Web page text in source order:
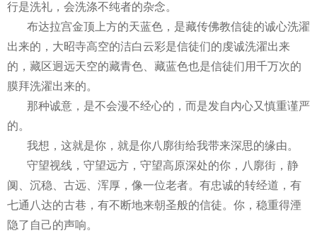
行是洗礼，会洗涤不纯者的杂念。
布达拉宫金顶上方的天蓝色，是藏传佛教信徒的诚心洗濯
出来的，大昭寺高空的洁白云彩是信徒们的虔诚洗濯出来
的，藏区迥远天空的藏青色、藏蓝色也是信徒们用千万次的
膜拜洗濯出来的。
那种诚意，是不会漫不经心的，而是发自内心又慎重谨严
的。
我想，这就是你，就是你八廓街给我带来深思的缘由。
守望视线，守望远方，守望高原深处的你，八廓街，静
阒、沉稳、古远、浑厚，像一位老者。有忠诚的转经道，有
七通八达的古巷，有不断地来朝圣般的信徒。你，稳重得湮
隐了自己的声响。